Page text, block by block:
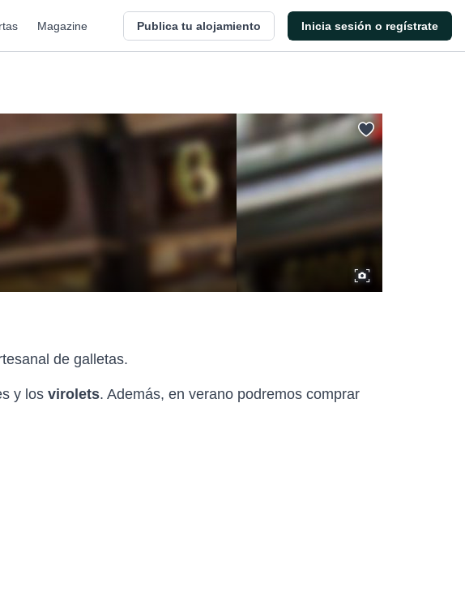
Magazine Publica tu alojamiento Inicia sesión o regístrate
de galletas.
y los virolets. Además, en verano podremos comprar